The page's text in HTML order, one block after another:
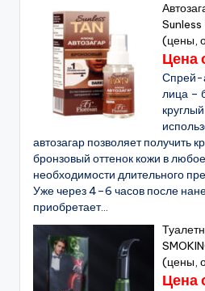
(цены,
Цена
Спрей-
лица –
автозагар позволяет получить
бронзовый оттенок кожи в
необходимости длительного
Уже через 4–6 часов после
приобретает...
(цены,
Цена